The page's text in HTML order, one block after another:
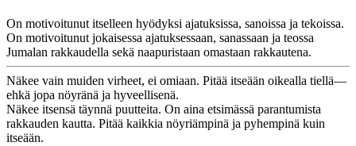
On motivoitunut itselleen hyödyksi ajatuksissa, sanoissa ja tekoissa.
On motivoitunut jokaisessa ajatuksessaan, sanassaan ja teossa
Jumalan rakkaudella sekä naapuristaan omastaan rakkautena.
Näkee vain muiden virheet, ei omiaan. Pitää itseään oikealla tiellä—
ehkä jopa nöyränä ja hyveellisenä.
Näkee itsensä täynnä puutteita. On aina etsimässä parantumista
rakkauden kautta. Pitää kaikkia nöyriämpinä ja pyhempinä kuin
itseään.